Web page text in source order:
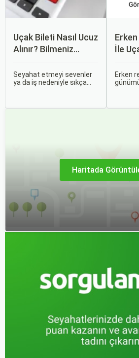
Uçak Bileti Nasıl Ucuz
Alınır? Bilmeniz
Detaylar
Seyahat etmeyi sevenler
ya da iş nedeniyle sıkça
İle
Erken
imkanı
Haritada